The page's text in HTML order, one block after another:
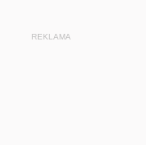
REKLAMA